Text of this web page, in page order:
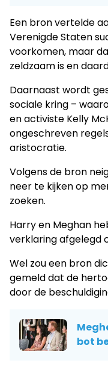
Een bron vertelde
Verenigde Staten
voorkomen, maar
zeldzaam is en
Daarnaast wordt
sociale kring –
en activiste Kelly
ongeschreven
aristocratie.
Volgens de bron
neer te kijken op
zoeken.
Harry en Meghan
verklaring afgelegd
Wel zou een bron
gemeld dat de
door de
bot